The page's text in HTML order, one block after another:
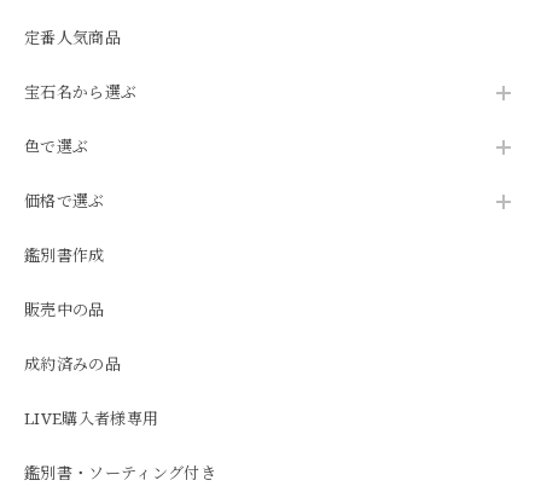
定番人気商品
宝石名から選ぶ
色で選ぶ
価格で選ぶ
鑑別書作成
販売中の品
成約済みの品
LIVE購入者様専用
鑑別書・ソーティング付き